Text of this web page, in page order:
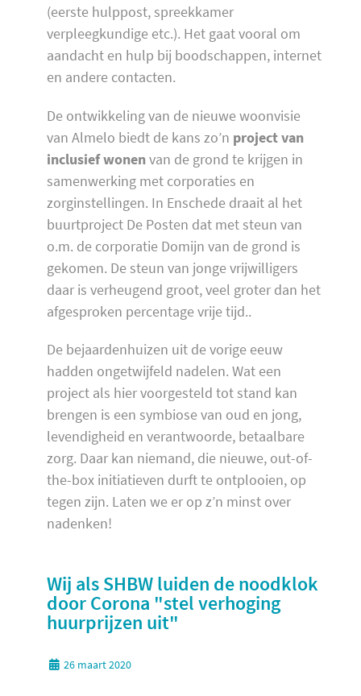
(eerste hulppost, spreekkamer
verpleegkundige etc.). Het gaat vooral om
aandacht en hulp bij boodschappen, internet
en andere contacten.
De ontwikkeling van de nieuwe woonvisie
van Almelo biedt de kans zo’n project van
inclusief wonenvan de grond te krijgen in
samenwerking met corporaties en
zorginstellingen. In Enschede draait al het
buurtproject De Posten dat met steun van
o.m. de corporatie Domijn van de grond is
gekomen. De steun van jonge vrijwilligers
daar is verheugend groot, veel groter dan het
afgesproken percentage vrije tijd..
De bejaardenhuizen uit de vorige eeuw
hadden ongetwijfeld nadelen. Wat een
project als hier voorgesteld tot stand kan
brengen is een symbiose van oud en jong,
levendigheid en verantwoorde, betaalbare
zorg. Daar kan niemand, die nieuwe, out-of-
the-box initiatieven durft te ontplooien, op
tegen zijn. Laten we er op z’n minst over
nadenken!
Wij als SHBW luiden de noodklok
door Corona "stel verhoging
huurprijzen uit"
26 maart 2020